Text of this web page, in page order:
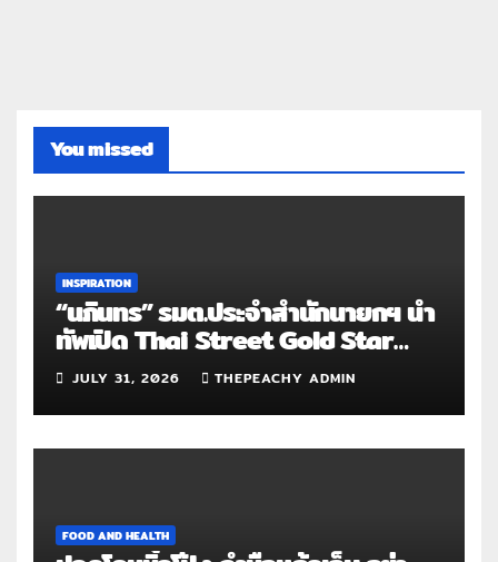
You missed
INSPIRATION
“นภินทร” รมต.ประจำสำนักนายกฯ นำ
ทัพเปิด Thai Street Gold Star
Roadshow 3 จังหวัดต้นแบบ
JULY 31, 2026 THEPEACHY ADMIN
FOOD AND HEALTH